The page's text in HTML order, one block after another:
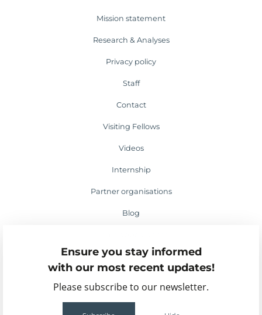
Ensure you stay informed
with our most recent updates!
Please subscribe to our newsletter.
Mission statement
Research & Analyses
Privacy policy
Staff
Contact
Visiting Fellows
Videos
Internship
Partner organisations
Blog
Events